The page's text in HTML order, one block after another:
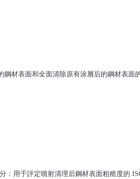
材表面和全面清除原有涂層后的鋼材表面
：用于評定噴射清理后鋼材表面粗糙度的